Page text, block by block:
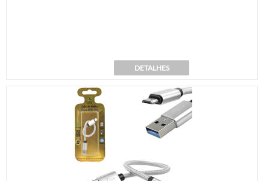
DETALHES